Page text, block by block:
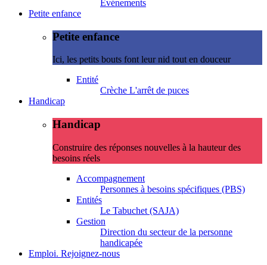
Evénements
Petite enfance
Petite enfance
Ici, les petits bouts font leur nid tout en douceur
Entité
Crèche L'arrêt de puces
Handicap
Handicap
Construire des réponses nouvelles à la hauteur des
besoins réels
Accompagnement
Personnes à besoins spécifiques (PBS)
Entités
Le Tabuchet (SAJA)
Gestion
Direction du secteur de la personne
handicapée
Emploi. Rejoignez-nous